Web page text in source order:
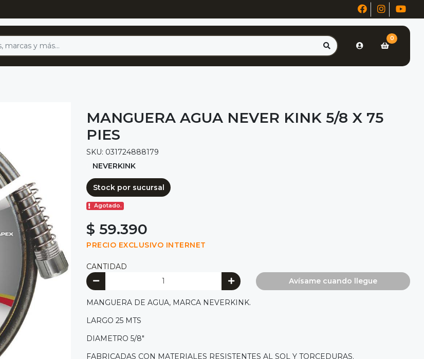
0
MANGUERA AGUA NEVER KINK 5/8 X 75
PIES
SKU: 031724888179
NEVERKINK
Stock por sucursal
Agotado.
$ 59.390
PRECIO EXCLUSIVO INTERNET
CANTIDAD
Avísame cuando llegue
MANGUERA DE AGUA, MARCA NEVERKINK.
LARGO 25 MTS
DIAMETRO 5/8"
FABRICADAS CON MATERIALES RESISTENTES AL SOL Y TORCEDURAS.